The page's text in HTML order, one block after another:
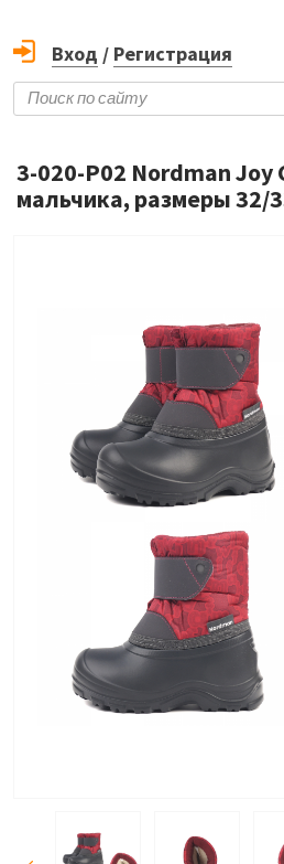
Вход / Регистрация
3-020-P02 Nordman Joy
мальчика, размеры 32/